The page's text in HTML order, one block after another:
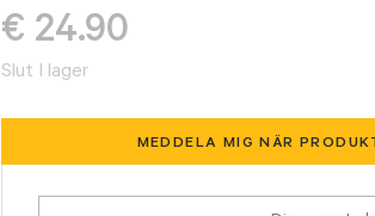
€ 24.90
Slut I lager
MEDDELA MIG NÄR